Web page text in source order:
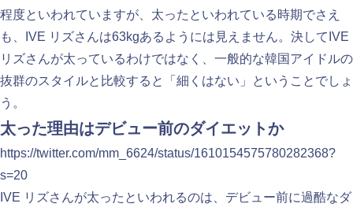
程度といわれていますが、太ったといわれている時期でさえ
も、IVE リズさんは63kgあるようには見えません。決してIVE
リズさんが太っているわけではなく、一般的な韓国アイドルの
抜群のスタイルと比較すると「細くはない」ということでしょ
う。
太った理由はデビュー前のダイエットか
https://twitter.com/mm_6624/status/1610154575780282368?
s=20
IVE リズさんが太ったといわれるのは、デビュー前に過酷なダ